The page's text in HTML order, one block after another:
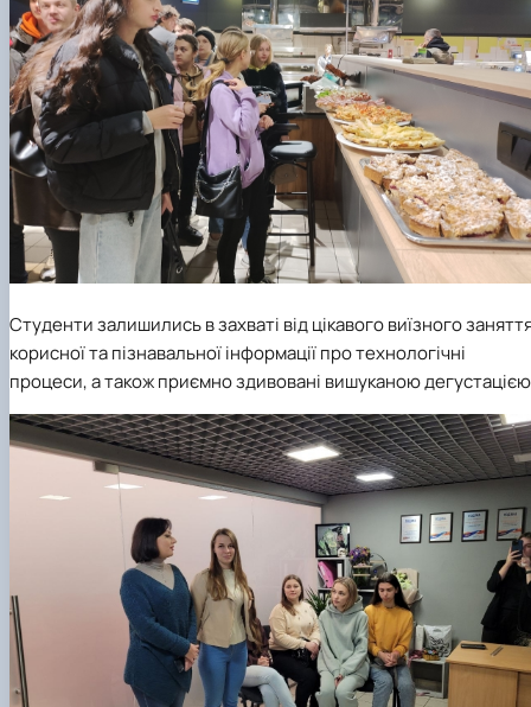
Студенти залишились в захваті від цікавого виїзного
корисної та пізнавальної інформації про технологічні
процеси, а також приємно здивовані вишуканою